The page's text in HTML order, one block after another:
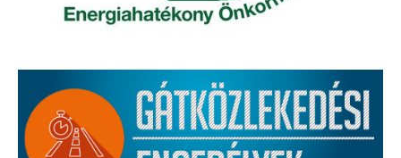
Polgármesteri normatív határozatok